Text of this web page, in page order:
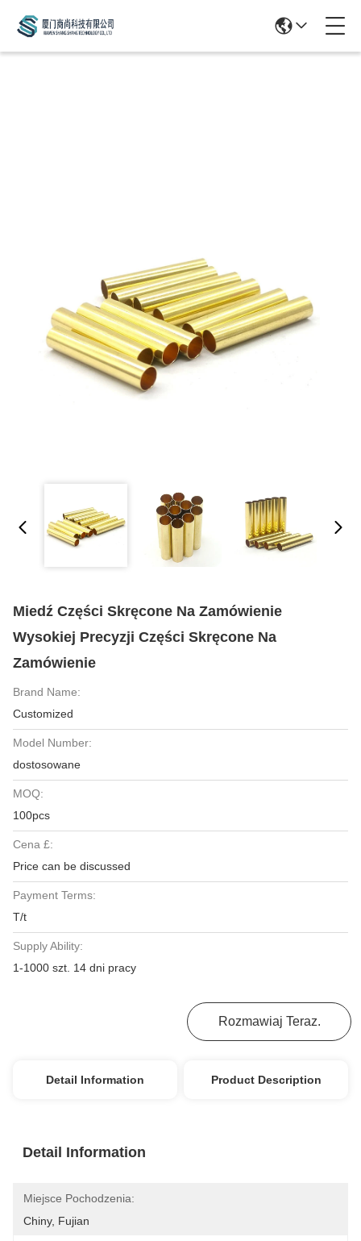
Miedź Części Skręcone Na Zamówienie
Wysokiej Precyzji Części Skręcone Na
Zamówienie
Brand Name:
Customized
Model Number:
dostosowane
MOQ:
100pcs
Cena £:
Price can be discussed
Payment Terms:
T/t
Supply Ability:
1-1000 szt. 14 dni pracy
Rozmawiaj Teraz.
Detail Information Product Description
Detail Information
Miejsce Pochodzenia:
Chiny, Fujian